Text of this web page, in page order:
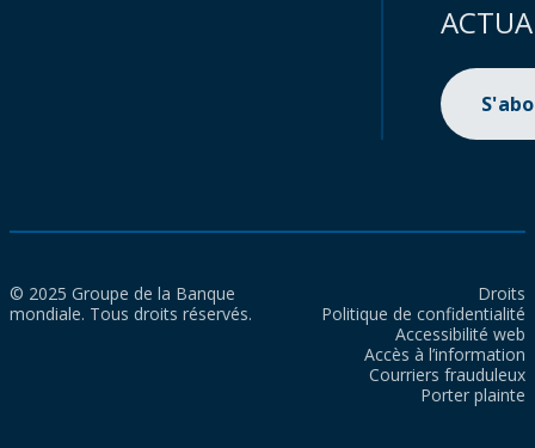
© 2025 Groupe de la Banque
mondiale. Tous droits réservés.
Droits
Politique de confidentialité
Accessibilité web
Accès à l’information
Courriers frauduleux
Porter plainte